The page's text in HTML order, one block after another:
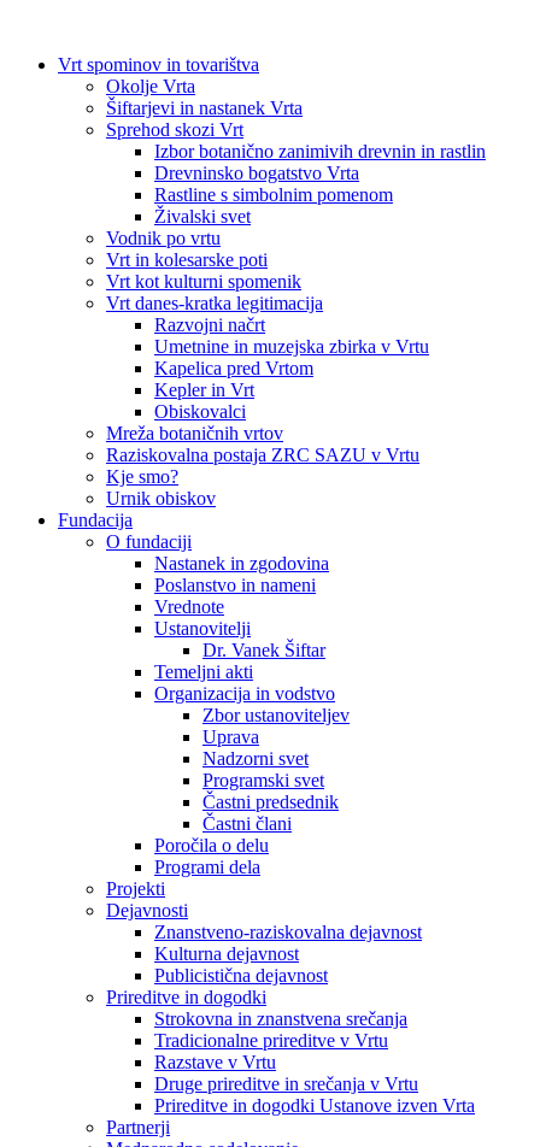
Vrt spominov in tovarištva
Okolje Vrta
Šiftarjevi in nastanek Vrta
Sprehod skozi Vrt
Izbor botanično zanimivih drevnin in rastlin
Drevninsko bogatstvo Vrta
Rastline s simbolnim pomenom
Živalski svet
Vodnik po vrtu
Vrt in kolesarske poti
Vrt kot kulturni spomenik
Vrt danes-kratka legitimacija
Razvojni načrt
Umetnine in muzejska zbirka v Vrtu
Kapelica pred Vrtom
Kepler in Vrt
Obiskovalci
Mreža botaničnih vrtov
Raziskovalna postaja ZRC SAZU v Vrtu
Kje smo?
Urnik obiskov
Fundacija
O fundaciji
Nastanek in zgodovina
Poslanstvo in nameni
Vrednote
Ustanovitelji
Dr. Vanek Šiftar
Temeljni akti
Organizacija in vodstvo
Zbor ustanoviteljev
Uprava
Nadzorni svet
Programski svet
Častni predsednik
Častni člani
Poročila o delu
Programi dela
Projekti
Dejavnosti
Znanstveno-raziskovalna dejavnost
Kulturna dejavnost
Publicistična dejavnost
Prireditve in dogodki
Strokovna in znanstvena srečanja
Tradicionalne prireditve v Vrtu
Razstave v Vrtu
Druge prireditve in srečanja v Vrtu
Prireditve in dogodki Ustanove izven Vrta
Partnerji